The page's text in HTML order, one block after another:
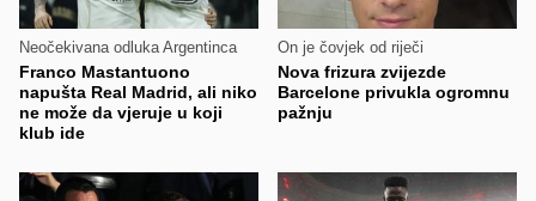
Neočekivana odluka Argentinca
Franco Mastantuono
napušta Real Madrid, ali niko
ne može da vjeruje u koji
klub ide
On je čovjek od riječi
Nova frizura zvijezde
Barcelone privukla ogromnu
pažnju